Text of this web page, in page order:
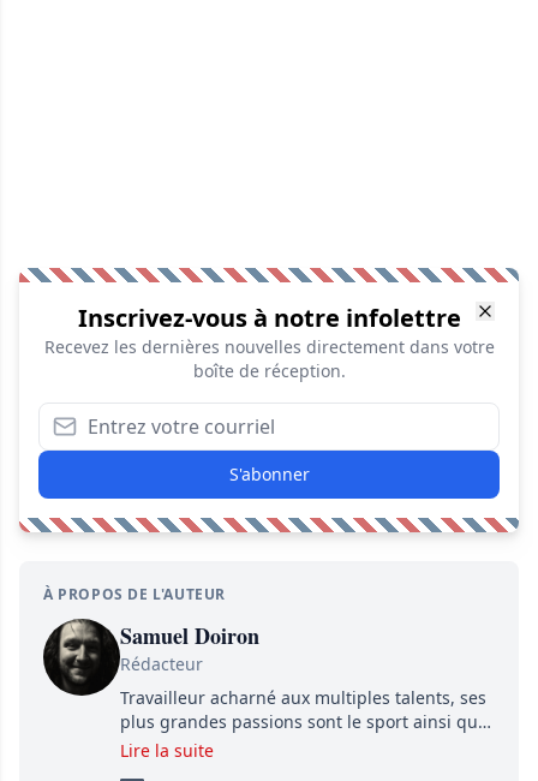
Inscrivez-vous à notre infolettre
Recevez les dernières nouvelles directement dans votre
boîte de réception.
S'abonner
À PROPOS DE L'AUTEUR
Samuel Doiron
Rédacteur
Travailleur acharné aux multiples talents, ses
plus grandes passions sont le sport ainsi que
le showbizz de la belle province et ailleurs. Il
Lire la suite